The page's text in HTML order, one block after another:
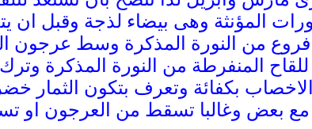
المؤنثة وهى بيضاء لذجة وقبل ان
فروع من النورة المذكرة وسط عرجون
المنفرطة من النورة المذكرة وترك
عملية التلقيح والاخصاب بكفائة وتعرف بتكون
بعض وغالبا تسقط من العرجون او